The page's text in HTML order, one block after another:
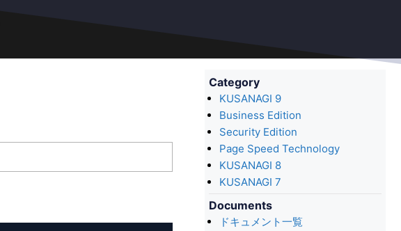
Category
KUSANAGI 9
Business Edition
Security Edition
Page Speed Technology
KUSANAGI 8
KUSANAGI 7
Documents
ドキュメント一覧